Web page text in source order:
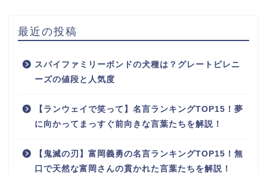
最近の投稿
スパイファミリーボンドの犬種は？グレートピレニ
ーズの値段と人気度
【ランウェイで笑って】名言ランキングTOP15！夢
に向かってまっすぐ前向きな言葉たちを解説！
【鬼滅の刃】富岡義勇の名言ランキングTOP15！無
口で天然な富岡さんの貫かれた言葉たちを解説！